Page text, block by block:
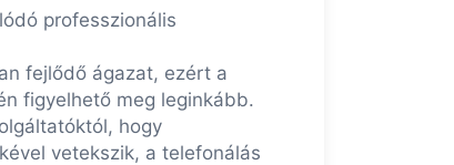
professzionális
fejlődő ágazat, ezért a
figyelhető meg leginkább.
hogy
vetekszik, a telefonálás